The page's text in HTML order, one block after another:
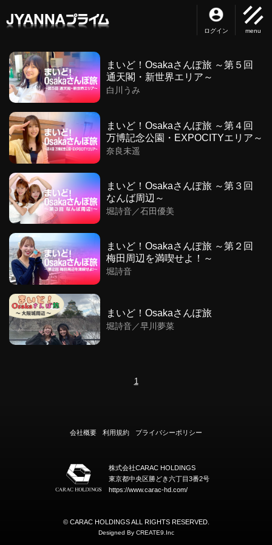
ログイン
まいど！Osakaさんぽ旅 ～第５回
通天閣・新世界エリア～
白川うみ
まいど！Osakaさんぽ旅 ～第４回
万博記念公園・EXPOCITYエリア～
奈良未遥
まいど！Osakaさんぽ旅 ～第３回
なんば周辺～
堀詩音／石田優美
まいど！Osakaさんぽ旅 ～第２回
梅田周辺を満喫せよ！～
堀詩音
まいど！Osakaさんぽ旅
堀詩音／早川夢菜
1
会社概要 利用規約 プライバシーポリシー
株式会社CARAC HOLDINGS
東京都中央区勝どき六丁目3番2号
https://www.carac-hd.com/
© CARAC HOLDINGS ALL RIGHTS RESERVED.
Designed By CREATE9 .Inc
menu